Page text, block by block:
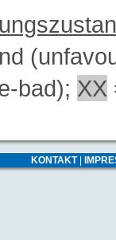
bad); XX
KONTAKT|